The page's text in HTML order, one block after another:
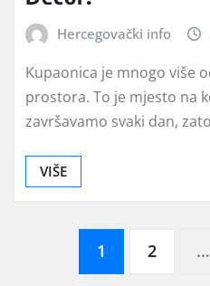
Hercegovački info
Kupaonica je mnogo više
prostora. To je mjesto na
završavamo svaki dan,
VIŠE
Brojevi
1 2 …